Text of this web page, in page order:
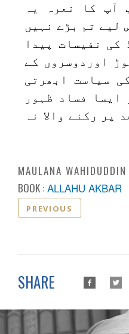
آپ کا نعرہ یہ
لیے تم بڑے نہیں
کی نفیسات پیدا
اوردوسروں کے
سیاست ابھرتی
ایسا فساد ظہور
پر رکنے والا نہ
MAULANA WAHIDUDDIN
BOOK : ALLAHU AKBAR
PREVIOUS
SHARE